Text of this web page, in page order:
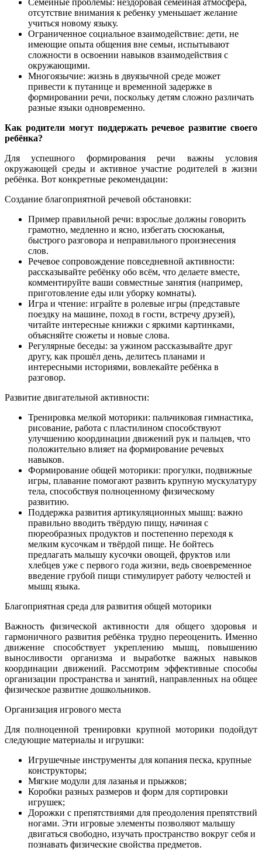
Семейные проблемы: нездоровая семейная атмосфера,
отсутствие внимания к ребенку уменьшает желание
учиться новому языку.
Ограниченное социальное взаимодействие: дети, не
имеющие опыта общения вне семьи, испытывают
сложности в освоении навыков взаимодействия с
окружающими.
Многоязычие: жизнь в двуязычной среде может
привести к путанице и временной задержке в
формировании речи, поскольку детям сложно различать
разные языки одновременно.
Как родители могут поддержать речевое развитие своего
ребёнка?
Для успешного формирования речи важны условия
окружающей среды и активное участие родителей в жизни
ребёнка. Вот конкретные рекомендации:
Создание благоприятной речевой обстановки:
Пример правильной речи: взрослые должны говорить
грамотно, медленно и ясно, избегать сюсюканья,
быстрого разговора и неправильного произнесения
слов.
Речевое сопровождение повседневной активности:
рассказывайте ребёнку обо всём, что делаете вместе,
комментируйте ваши совместные занятия (например,
приготовление еды или уборку комнаты).
Игра и чтение: играйте в ролевые игры (представьте
поездку на машине, поход в гости, встречу друзей),
читайте интересные книжки с яркими картинками,
объясняйте сюжеты и новые слова.
Регулярные беседы: за ужином рассказывайте друг
другу, как прошёл день, делитесь планами и
интересными историями, вовлекайте ребёнка в
разговор.
Развитие двигательной активности:
Тренировка мелкой моторики: пальчиковая гимнастика,
рисование, работа с пластилином способствуют
улучшению координации движений рук и пальцев, что
положительно влияет на формирование речевых
навыков.
Формирование общей моторики: прогулки, подвижные
игры, плавание помогают развить крупную мускулатуру
тела, способствуя полноценному физическому
развитию.
Поддержка развития артикуляционных мышц: важно
правильно вводить твёрдую пищу, начиная с
пюреобразных продуктов и постепенно переходя к
мелким кусочкам и твёрдой пище. Не бойтесь
предлагать малышу кусочки овощей, фруктов или
хлебцев уже с первого года жизни, ведь своевременное
введение грубой пищи стимулирует работу челюстей и
мышц языка.
Благоприятная среда для развития общей моторики
Важность физической активности для общего здоровья и
гармоничного развития ребёнка трудно переоценить. Именно
движение способствует укреплению мышц, повышению
выносливости организма и выработке важных навыков
координации движений. Рассмотрим эффективные способы
организации пространства и занятий, направленных на общее
физическое развитие дошкольников.
Организация игрового места
Для полноценной тренировки крупной моторики подойдут
следующие материалы и игрушки:
Игрушечные инструменты для копания песка, крупные
конструкторы;
Мягкие модули для лазанья и прыжков;
Коробки разных размеров и форм для сортировки
игрушек;
Дорожки с препятствиями для преодоления препятствий
ногами. Эти игровые элементы позволяют малышу
двигаться свободно, изучать пространство вокруг себя и
познавать физические свойства предметов.